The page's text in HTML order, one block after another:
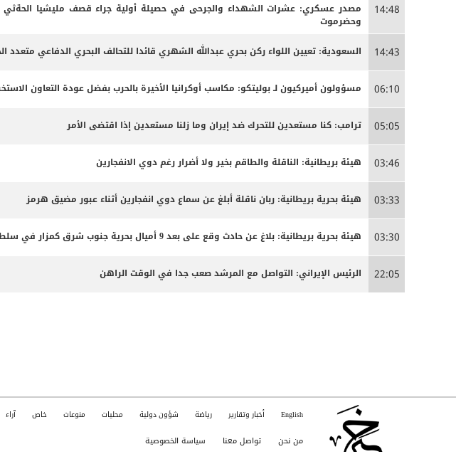
14:48
مصدر عسكري: عشرات الشهداء والجرحى ‏في حصيلة أولية جراء قصف مليشيا الحةثي
وحضرموت
14:43 السعودية: تعيين اللواء ركن بحري عبدالله الشهري قائدا للتحالف البحري الدفاعي متعدد
06:10 مسؤولون أميركيون لـ بوليتكو: مكاسب أوكرانيا الأخيرة بالحرب بفضل عودة التعاون
05:05 ترامب: كنا مستعدين للتحرك ضد إيران وما زلنا مستعدين إذا اقتضى الأمر
03:46 هيئة بريطانية: الناقلة والطاقم بخير ولا أضرار رغم دوي الانفجارين
03:33 هيئة بحرية بريطانية: ربان ناقلة أبلغ عن سماع دوي انفجارين أثناء عبور مضيق هرمز
03:30 هيئة بحرية بريطانية: بلاغ عن حادث وقع على بعد 9 أميال بحرية جنوب شرق كمزار في سلطنة عمان
22:05 الرئيس الإيراني: التواصل مع المرشد صعب جدا في الوقت الراهن
English أخبار وتقارير رياضة شؤون دولية محليات منوعات خاص آراء
من نحن تواصل معنا سياسة الخصوصية